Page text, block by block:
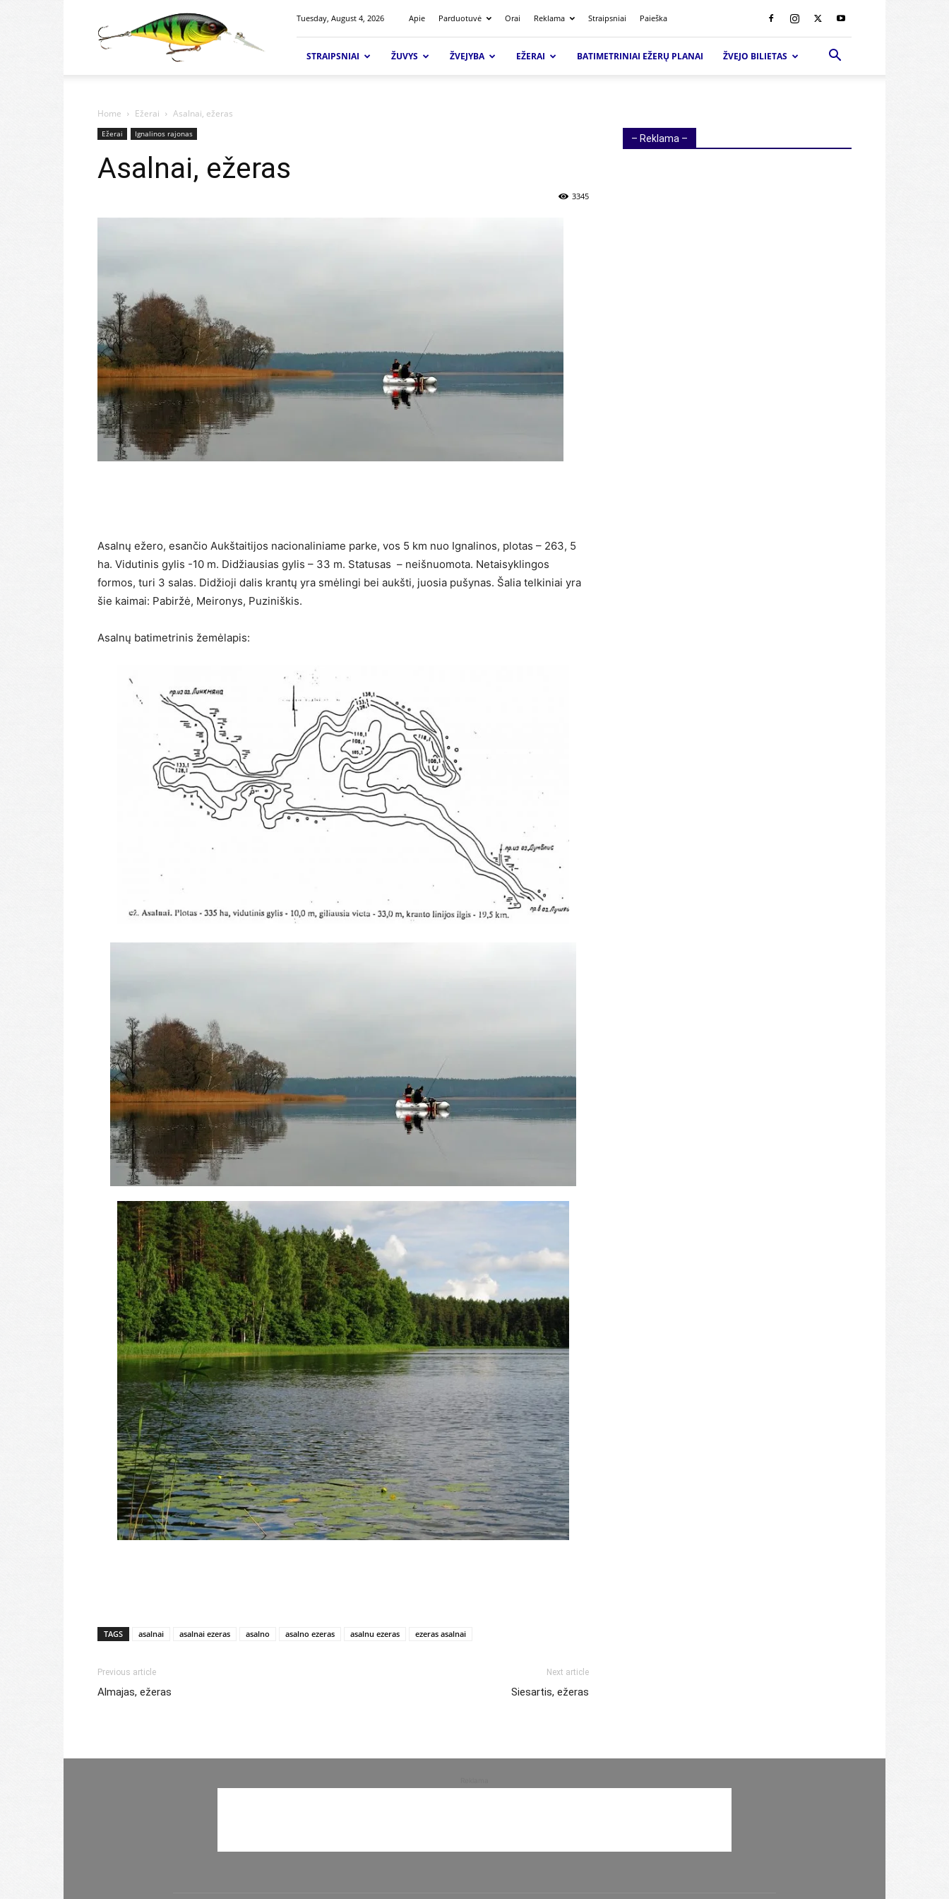
Tuesday, August 4, 2026 Apie Parduotuvė Orai Reklama Straipsniai Paieška
STRAIPSNIAI ŽUVYS ŽVEJYBA EŽERAI BATIMETRINIAI EŽERŲ PLANAI ŽVEJO BILIETAS
Home Ežerai Asalnai, ežeras
Ežerai Ignalinos rajonas
Asalnai, ežeras
3345
Asalnų ežero, esančio Aukštaitijos nacionaliniame parke, vos 5 km nuo Ignalinos, plotas – 263, 5
ha. Vidutinis gylis -10 m. Didžiausias gylis – 33 m. Statusas – neišnuomota. Netaisyklingos
formos, turi 3 salas. Didžioji dalis krantų yra smėlingi bei aukšti, juosia pušynas. Šalia telkiniai yra
šie kaimai: Pabiržė, Meironys, Puziniškis.
Asalnų batimetrinis žemėlapis:
TAGS asalnai asalnai ezeras asalno asalno ezeras asalnu ezeras ezeras asalnai
Previous article
Almajas, ežeras
Next article
Siesartis, ežeras
– Reklama –